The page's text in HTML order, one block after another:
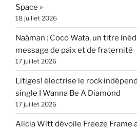
Space »
18 juillet 2026
Naâman : Coco Wata, un titre
message de paix et de fraternité
17 juillet 2026
Litiges! électrise le rock
single I Wanna Be A Diamond
17 juillet 2026
Alicia Witt dévoile Freeze Frame